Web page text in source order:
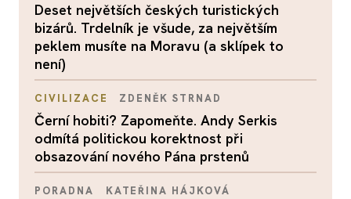
Deset největších českých turistických
bizárů. Trdelník je všude, za největším
peklem musíte na Moravu (a sklípek to
není)
CIVILIZACE ZDENĚK STRNAD
Černí hobiti? Zapomeňte. Andy Serkis
odmítá politickou korektnost při
obsazování nového Pána prstenů
PORADNA KATEŘINA HÁJKOVÁ